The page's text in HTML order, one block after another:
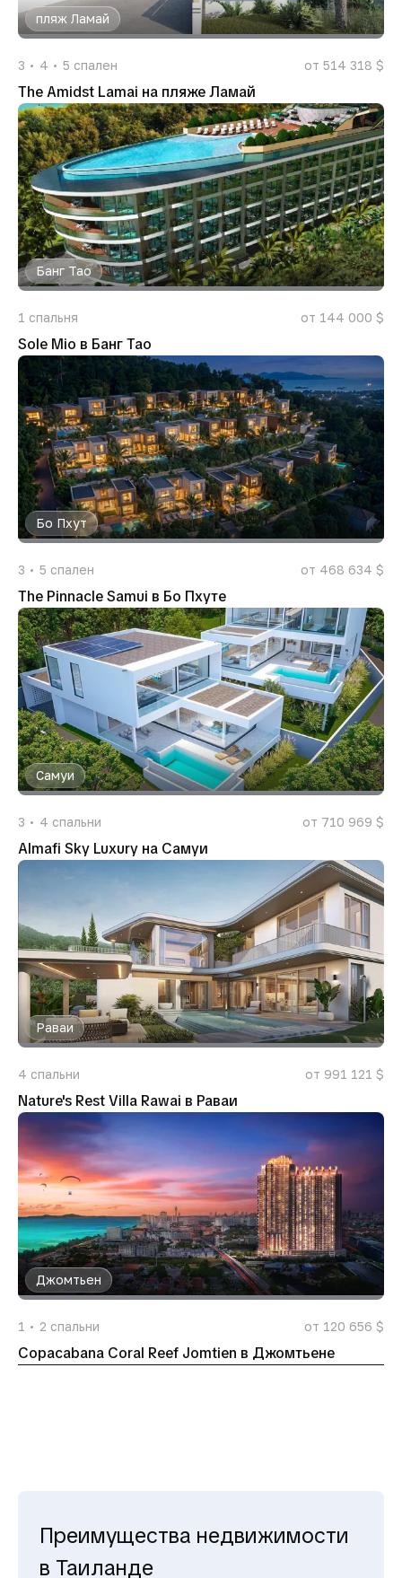
пляж Ламай
3 4 5 спален от 514 318 $
The Amidst Lamai на пляже Ламай
Банг Тао
1 спальня от 144 000 $
Sole Mio в Банг Тао
Бо Пхут
3 5 спален от 468 634 $
The Pinnacle Samui в Бо Пхуте
Самуи
3 4 спальни от 710 969 $
Almafi Sky Luxury на Самуи
Раваи
4 спальни от 991 121 $
Nature's Rest Villa Rawai в Раваи
Джомтьен
1 2 спальни от 120 656 $
Copacabana Coral Reef Jomtien в Джомтьене
Преимущества недвижимости
в Таиланде